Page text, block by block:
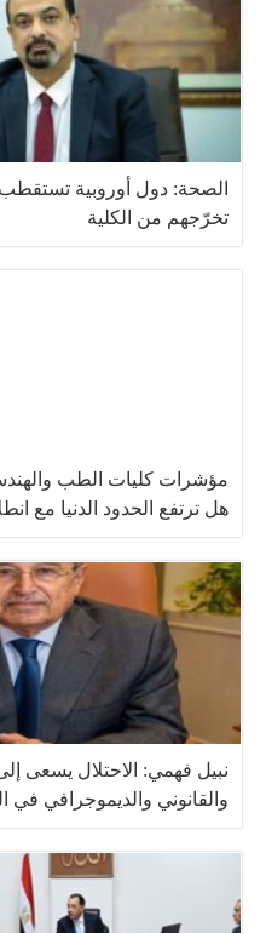
الصحة: دول أوروبية تستقطب
تخرّجهم من الكلية
هل ترتفع الحدود الدنيا مع
نبيل فهمي: الاحتلال يسعى
والقانوني والديموجرافي في